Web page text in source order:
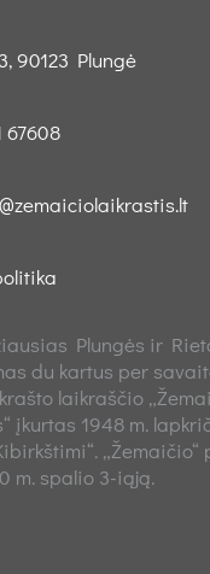
90123 Plungė
67608
Plungės ir
du kartus per
laikraščio
įkurtas 1948 m.
m. spalio 3-iąją.